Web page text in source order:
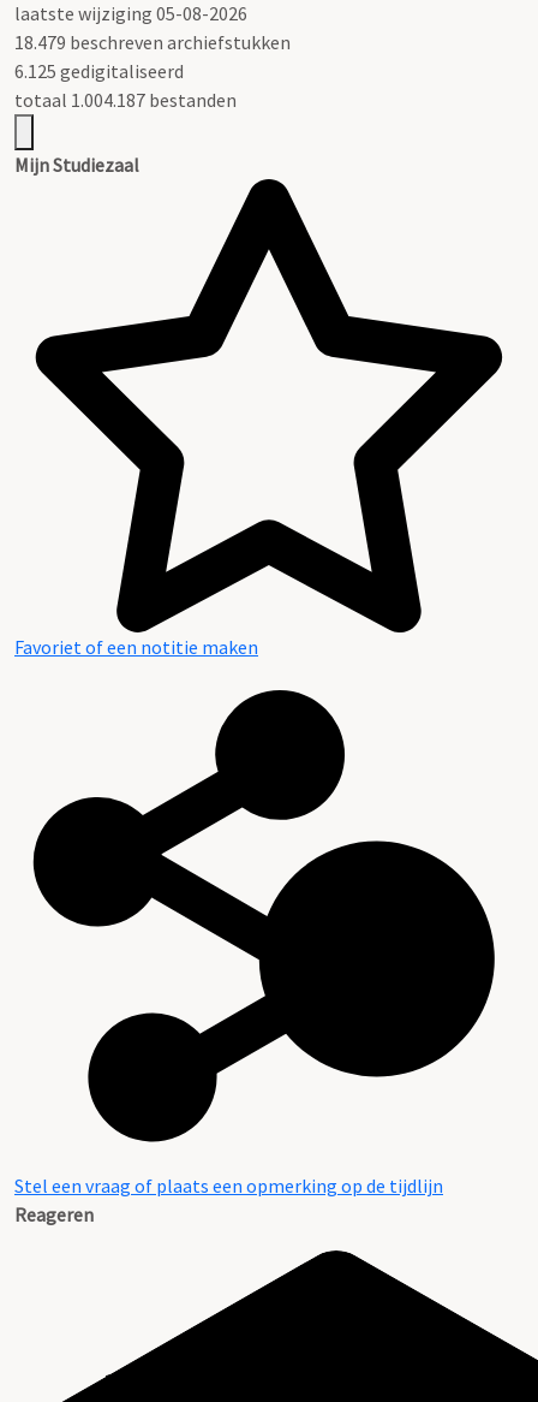
laatste wijziging 05-08-2026
18.479 beschreven archiefstukken
6.125 gedigitaliseerd
totaal 1.004.187 bestanden
Mijn Studiezaal
Favoriet of een notitie maken
Stel een vraag of plaats een opmerking op de tijdlijn
Reageren